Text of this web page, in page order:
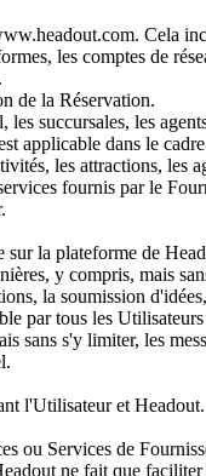
Cela
les comptes de
de la Réservation.
succursales, les
applicable dans le
les attractions, les
fournis par le
la plateforme de
y compris, mais
la soumission
par tous les
s'y limiter, les
l'Utilisateur et
ou Services de
ne fait que